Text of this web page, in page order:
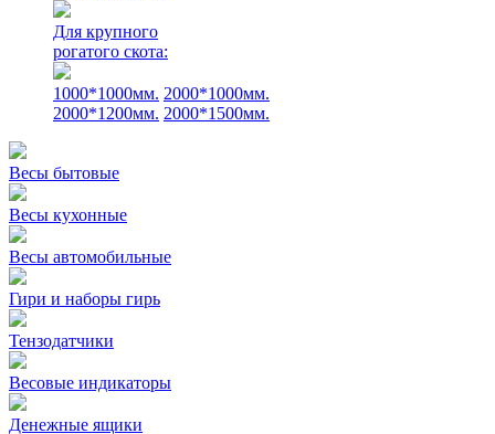
Для крупного
рогатого скота:
1000*1000мм. 2000*1000мм.
2000*1200мм. 2000*1500мм.
Весы бытовые
Весы кухонные
Весы автомобильные
Гири и наборы гирь
Тензодатчики
Весовые индикаторы
Денежные ящики